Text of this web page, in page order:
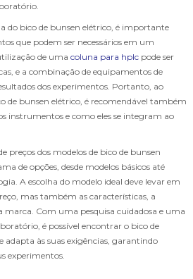
do bico de bunsen elétrico, é importante
que podem ser necessários em um
de uma coluna para hplc pode ser
e a combinação de equipamentos de
dos experimentos. Portanto, ao
de bunsen elétrico, é recomendável também
instrumentos e como eles se integram ao
preços dos modelos de bico de bunsen
de opções, desde modelos básicos até
A escolha do modelo ideal deve levar em
mas também as características, a
marca. Com uma pesquisa cuidadosa e uma
é possível encontrar o bico de
adapta às suas exigências, garantindo
experimentos.